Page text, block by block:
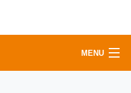
MENU